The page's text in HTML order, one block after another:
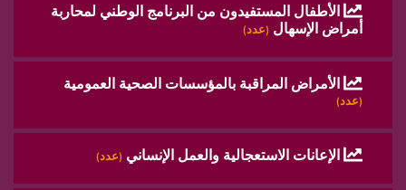
الأطفال المستفيدون من البرنامج الوطني لمحاربة
أمراض الإسهال (عدد)
الأمراض المراقبة بالمؤسسات الصحية العمومية
(عدد)
الإعانات الاستعجالية والعمل الإنساني (عدد)